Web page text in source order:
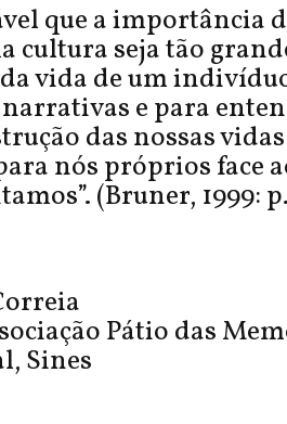
que a importância
cultura seja tão
vida de um
e para
das nossas
nós próprios face
(Bruner, 1999:
Pátio das
Sines